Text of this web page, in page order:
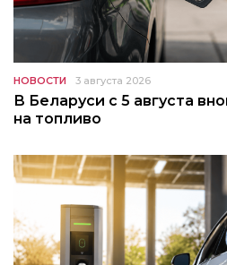
НОВОСТИ 3 августа 2026
В Беларуси с 5 августа
на топливо